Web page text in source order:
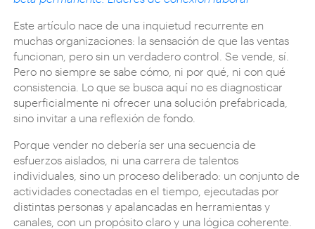
Este artículo nace de una inquietud recurrente en
muchas organizaciones: la sensación de que las ventas
funcionan, pero sin un verdadero control. Se vende, sí.
Pero no siempre se sabe cómo, ni por qué, ni con qué
consistencia. Lo que se busca aquí no es diagnosticar
superficialmente ni ofrecer una solución prefabricada,
sino invitar a una reflexión de fondo.
Porque vender no debería ser una secuencia de
esfuerzos aislados, ni una carrera de talentos
individuales, sino un proceso deliberado: un conjunto de
actividades conectadas en el tiempo, ejecutadas por
distintas personas y apalancadas en herramientas y
canales, con un propósito claro y una lógica coherente.